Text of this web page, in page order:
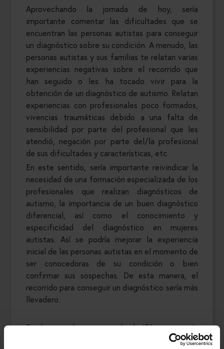
Aprovechando la jornada de hoy, sería
importante comentar las dificultades que se
encuentran las personas autistas para conseguir
un diagnóstico sobre su condición. A menudo, las
personas autistas y sus familias te relatan varias
experiencias negativas sobre el recorrido que
han seguido o les ha tocado vivir para la
obtención de un diagnóstico de autismo. Relatan
experiencias con profesionales poco formados,
vivencias traumáticas debido a una falta de
sensibilidad por parte del profesional que les
atendió, negación por parte del/la profesional
de sus dificultades y características, etc.
En este sentido, sería importante reivindicar la
necesidad de una formación especializada de los
profesionales que realizan diagnósticos de
autismo, la importancia de un buen diagnóstico
diferencial, así como el conocimiento y
especificidad del diagnóstico en mujeres
autistas. Así se podría mejorar la experiencia
inicial de las personas autistas en el momento de
ser conocedoras de su condición o bien
confirmar sus sospechas. De esta manera, el
recorrido para conseguir un diagnóstico sería más
llevadero.
Finalmente, destacar que desde ITA nos gustaría
transmitir el mensaje sobre la importancia de